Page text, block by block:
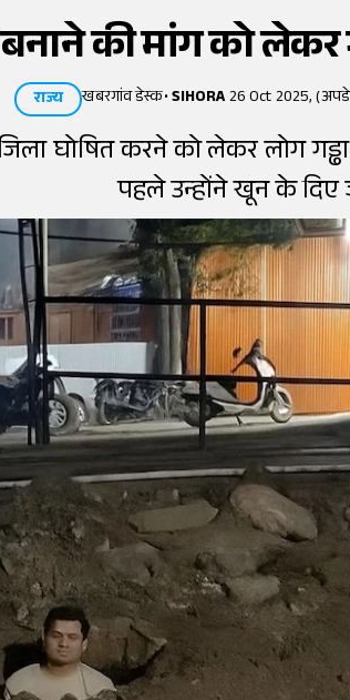
की मांग को
राज्य खबरगांव डेस्क•SIHORA26 Oct 2025,
घोषित करने को लेकर लोग
पहले उन्होंने खून के दिए